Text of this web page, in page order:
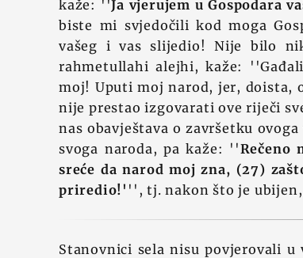
kaže: ''Ja vjerujem u Gospodara
biste mi svjedočili kod moga
vašeg i vas slijedio! Nije bilo
rahmetullahi alejhi, kaže:
moj! Uputi moj narod, jer, doista,
nije prestao izgovarati ove riječi
nas obavještava o završetku
svoga naroda, pa kaže: ''Rečeno
sreće da narod moj zna, (27)
priredio!' '', tj. nakon što je
Stanovnici sela nisu povjerovali